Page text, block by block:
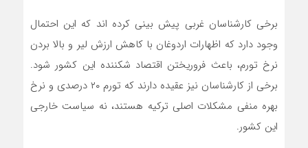
برخی کارشناسان غربی پیش بینی کرده اند که این احتمال
وجود دارد که اظهارات اردوغان با کاهش ارزش لیر و بالا بردن
نرخ تورم، باعث فروریختن اقتصاد شکننده این کشور شود.
برخی از کارشناسان نیز عقیده دارند که تورم ۲۰ درصدی و نرخ
بهره منفی مشکلات اصلی ترکیه هستند، نه سیاست خارجی
این کشور.